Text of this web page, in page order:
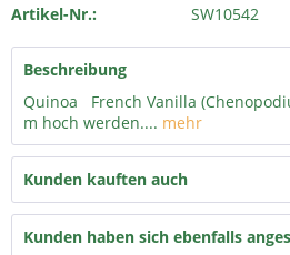
Artikel-Nr.: SW10542
Beschreibung
Quinoa French Vanilla
m hoch werden.... mehr
Kunden kauften auch
Kunden haben sich ebenfalls